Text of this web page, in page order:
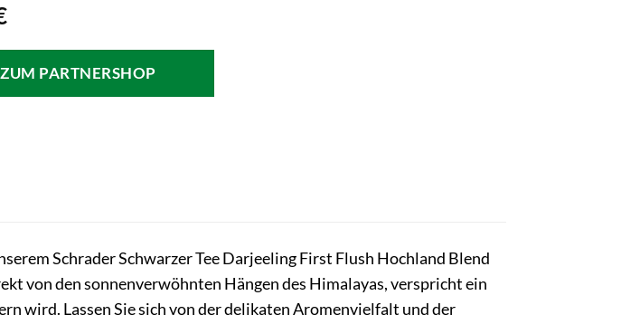
ZUM PARTNERSHOP
Schrader Schwarzer Tee Darjeeling First Flush Hochland Blend
von den sonnenverwöhnten Hängen des Himalayas, verspricht ein
wird. Lassen Sie sich von der delikaten Aromenvielfalt und der